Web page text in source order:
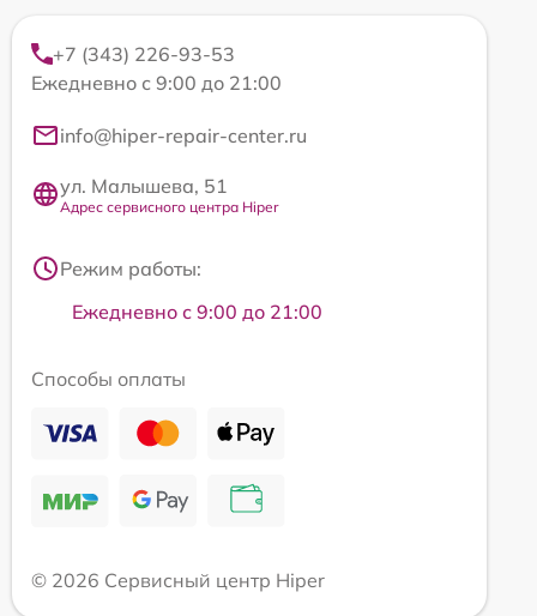
+7 (343) 226-93-53
Ежедневно с 9:00 до 21:00
info@hiper-repair-center.ru
ул. Малышева, 51
Адрес сервисного центра Hiper
Режим работы:
Ежедневно с 9:00 до 21:00
Способы оплаты
© 2026 Сервисный центр Hiper